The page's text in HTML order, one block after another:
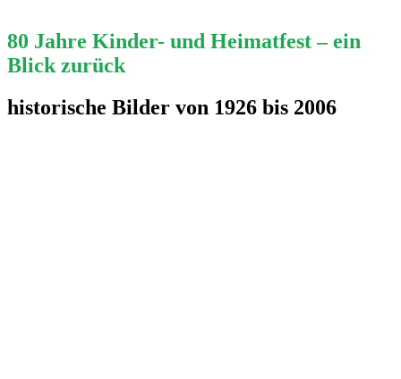
80 Jahre Kinder- und Heimatfest – ein
Blick zurück
historische Bilder von 1926 bis 2006